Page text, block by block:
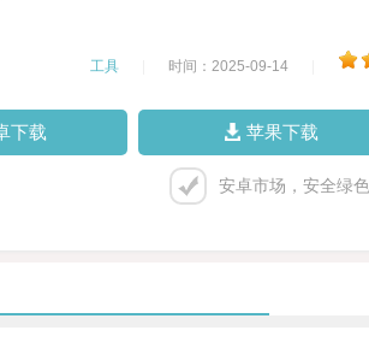
工具 时间：2025-09-14
下载 苹果下载
安卓市场，安全绿色